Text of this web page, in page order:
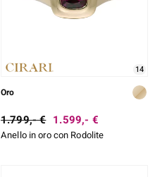
14
Oro
1.799,- € 1.599,- €
Anello in oro con Rodolite